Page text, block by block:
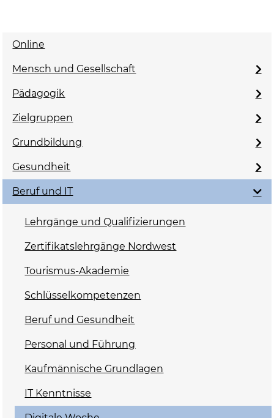
Online
Mensch und Gesellschaft
Pädagogik
Zielgruppen
Grundbildung
Gesundheit
Beruf und IT
Lehrgänge und Qualifizierungen
Zertifikatslehrgänge Nordwest
Tourismus-Akademie
Schlüsselkompetenzen
Beruf und Gesundheit
Personal und Führung
Kaufmännische Grundlagen
IT Kenntnisse